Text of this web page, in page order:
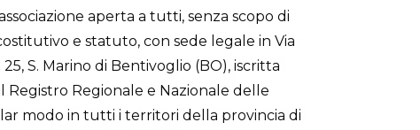
aperta a tutti, senza scopo di
e statuto, con sede legale in Via
S. Marino di Bentivoglio (BO), iscritta
Registro Regionale e Nazionale delle
modo in tutti i territori della provincia di